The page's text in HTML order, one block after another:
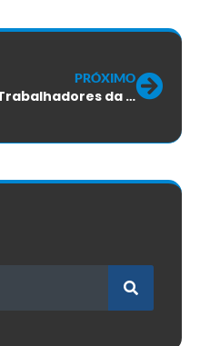
PRÓXIMO
Trabalhadores da PORTER aprovam proposta do ACT 2022/2023